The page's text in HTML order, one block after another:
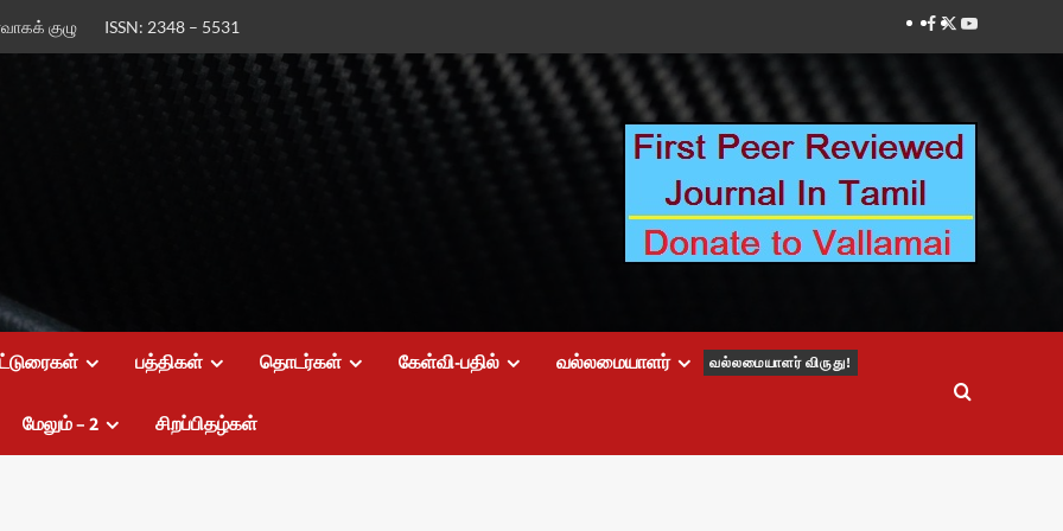
குழு ISSN: 2348 – 5531 Facebook
TwitterYoutube
பத்திகள் தொடர்கள் கேள்வி-பதில் வல்லமையாளர் வல்லமையாளர் விருது!
மேலும் – 2 சிறப்பிதழ்கள்